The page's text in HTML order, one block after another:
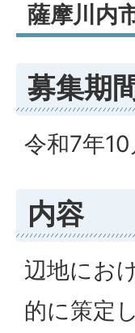
薩摩川内
募集期
令和7年
内容
辺地にお
的に策定